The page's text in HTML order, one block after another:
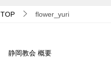
TOP flower_yuri
静岡教会 概要